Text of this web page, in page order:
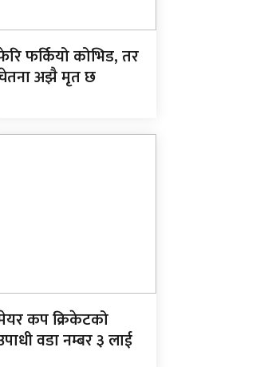
फर्कियो कोभिड, तर
अझै मृत छ
कप क्रिकेटको
वडा नम्बर ३ लाई